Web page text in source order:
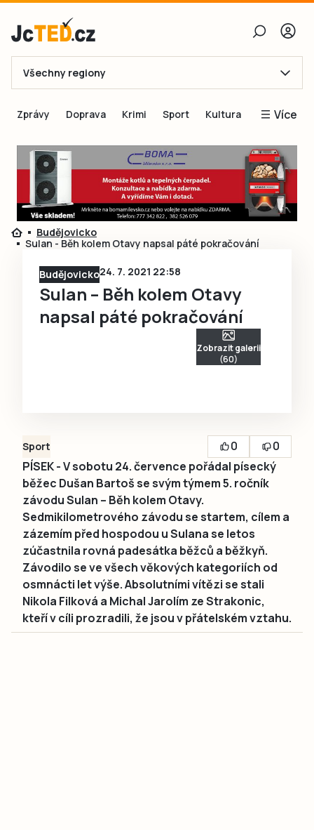
E-mail
Obnovit heslo
Přihlásit se
Přihlásit se přes Facebook
Ještě nemám účet, chci se
Všechny regiony
Zprávy Doprava Krimi Sport Kultura Více
Blogy
Inspirace
Čtenáři píší
Speciální přílohy
Budějovicko
Sulan - Běh kolem Otavy napsal páté pokračování
Budějovicko24. 7. 2021 22:58
Sulan – Běh kolem Otavy
napsal páté pokračování
Zobrazit galerii
(60)
Sport 0
0
PÍSEK - V sobotu 24. července pořádal písecký
běžec Dušan Bartoš se svým týmem 5. ročník
závodu Sulan – Běh kolem Otavy.
Sedmikilometrového závodu se startem, cílem a
zázemím před hospodou u Sulana se letos
zúčastnila rovná padesátka běžců a běžkyň.
Závodilo se ve všech věkových kategoriích od
osmnácti let výše. Absolutními vítězi se stali
Nikola Filková a Michal Jarolím ze Strakonic,
kteří v cíli prozradili, že jsou v přátelském vztahu.